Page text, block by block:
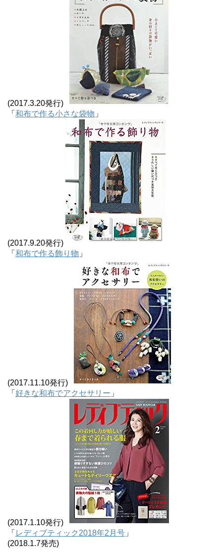
(2017.3.20発行)
「 和布で作る小さな袋物 」
(2017.9.20発行)
「 和布で作る飾り物 」
(2017.11.10発行)
「 好きな和布でアクセサリー 」
(2017.1.10発行)
「 レディブティック2018年2月号 」
(2018.1.7発売)